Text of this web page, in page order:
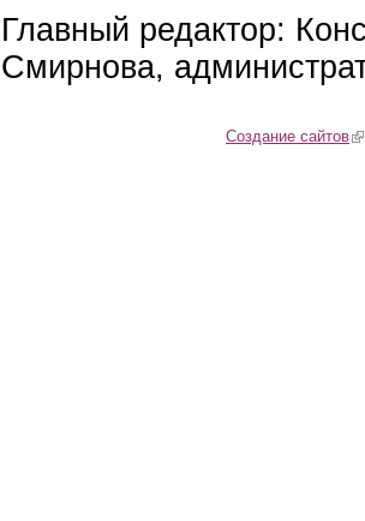
Главный редактор:
Смирнова,
Создание сайтов